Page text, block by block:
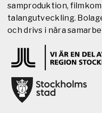
samproduktion,
talangutveckling.
och drivs i nära